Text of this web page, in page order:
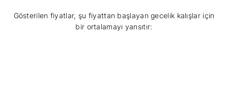
Gösterilen fiyatlar, şu fiyattan başlayan gecelik kalışlar için
bir ortalamayı yansıtır: